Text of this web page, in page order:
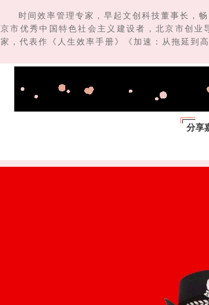
时间效率管理专家，早起文创科技董事长，
京市优秀中国特色社会主义建设者，北京市创
家，代表作《人生效率手册》《加速：从拖延到高
分享